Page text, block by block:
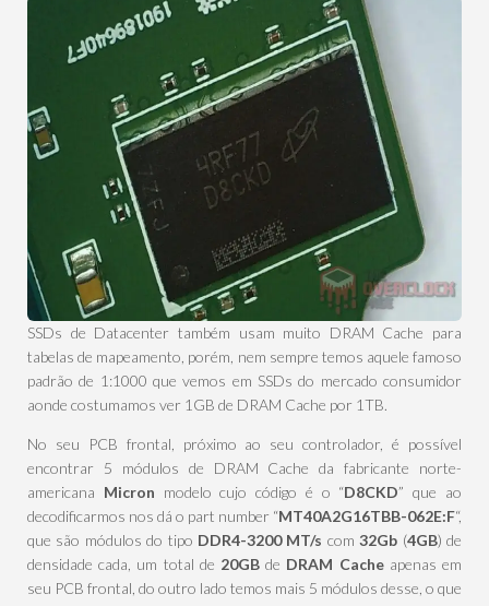
SSDs de Datacenter também usam muito DRAM Cache para
tabelas de mapeamento, porém, nem sempre temos aquele famoso
padrão de 1:1000 que vemos em SSDs do mercado consumidor
aonde costumamos ver 1GB de DRAM Cache por 1TB.
No seu PCB frontal, próximo ao seu controlador, é possível
encontrar 5 módulos de DRAM Cache da fabricante norte-
americana Micron modelo cujo código é o “D8CKD” que ao
decodificarmos nos dá o part number “MT40A2G16TBB-062E:F“,
que são módulos do tipo DDR4-3200 MT/s com32Gb (4GB) de
densidade cada, um total de 20GB de DRAM Cacheapenas em
seu PCB frontal, do outro lado temos mais 5 módulos desse, o que